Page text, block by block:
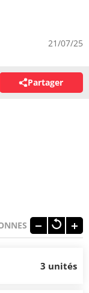
21/07/25
Partager
3 unités